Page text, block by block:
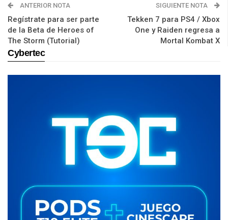
ANTERIOR NOTA
Regístrate para ser parte
de la Beta de Heroes of
The Storm (Tutorial)
SIGUIENTE NOTA
Tekken 7 para PS4 / Xbox
One y Raiden regresa a
Mortal Kombat X
Cybertec